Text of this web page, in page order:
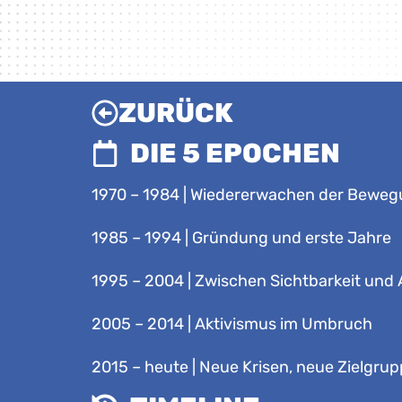
zu
regeln.
ZURÜCK
DIE 5 EPOCHEN
1970 – 1984 | Wiedererwachen der
1985 – 1994 | Gründung und erste Jahre
1995 – 2004 | Zwischen Sichtbarkeit und
2005 – 2014 | Aktivismus im Umbruch
2015 – heute | Neue Krisen, neue